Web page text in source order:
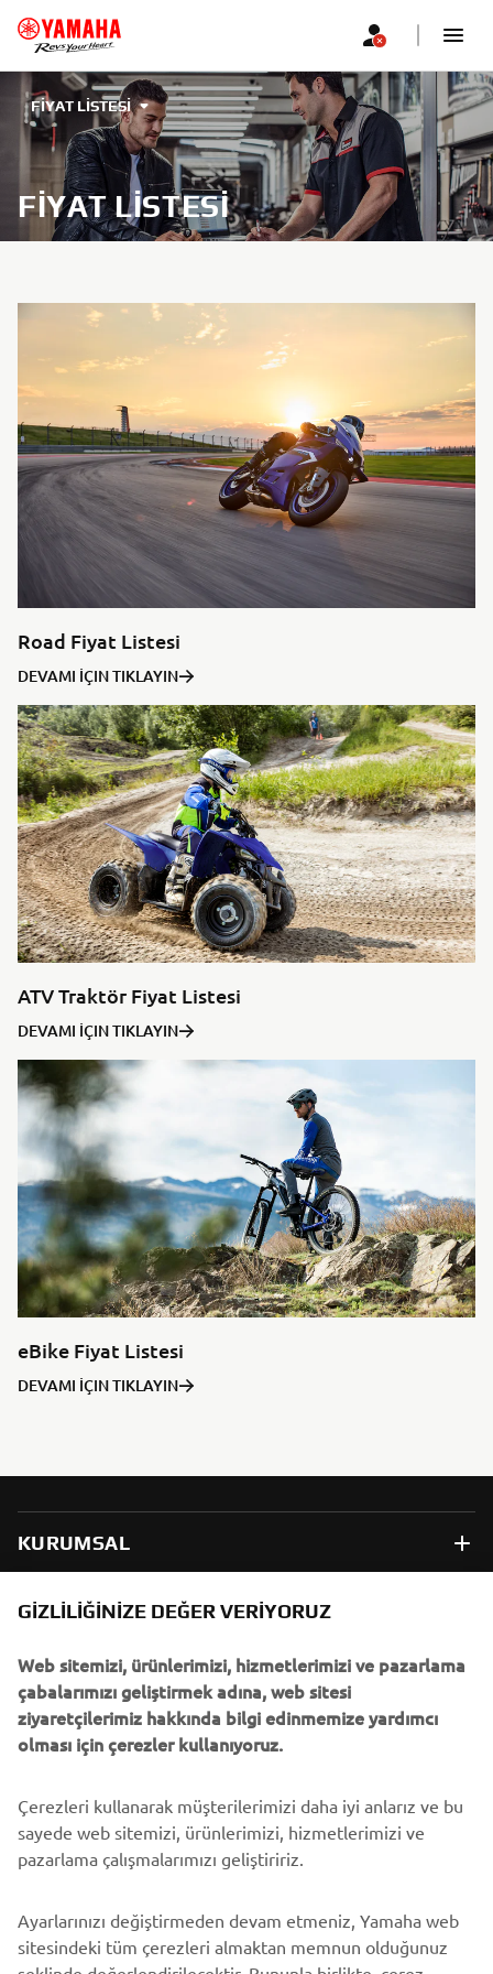
FIYAT LISTESI
FIYAT LISTESI
Road Fiyat Listesi
DEVAMI İÇIN TIKLAYIN
ATV Traktör Fiyat Listesi
DEVAMI İÇIN TIKLAYIN
eBike Fiyat Listesi
DEVAMI İÇIN TIKLAYIN
KURUMSAL
B2B
DAHA FAZLA YAMAHA
DESTEK
BÜLTEN
En son fırsatları, özel etkinlikleri, yeni çıkan ürünleri ve daha
GIZLILIĞINIZE DEĞER VERIYORUZ
Web sitemizi, ürünlerimizi, hizmetlerimizi ve pazarlama
çabalarımızı geliştirmek adına, web sitesi
ziyaretçilerimiz hakkında bilgi edinmemize yardımcı
olması için çerezler kullanıyoruz.
Çerezleri kullanarak müşterilerimizi daha iyi anlarız ve bu
sayede web sitemizi, ürünlerimizi, hizmetlerimizi ve
pazarlama çalışmalarımızı geliştiririz.
Ayarlarınızı değiştirmeden devam etmeniz, Yamaha web
sitesindeki tüm çerezleri almaktan memnun olduğunuz